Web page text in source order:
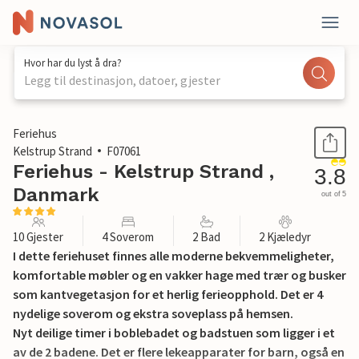
Hvor har du lyst å dra?
Legg til destinasjon, datoer, gjester
1 / 17
Feriehus
Kelstrup Strand
F07061
Feriehus - Kelstrup Strand ,
Danmark
3.8
out of 5
10 Gjester 4 Soverom 2 Bad 2 Kjæledyr
I dette feriehuset finnes alle moderne bekvemmeligheter,
komfortable møbler og en vakker hage med trær og busker
som kantvegetasjon for et herlig ferieopphold. Det er 4
nydelige soverom og ekstra soveplass på hemsen.
Nyt deilige timer i boblebadet og badstuen som ligger i et
av de 2 badene. Det er flere lekeapparater for barn, også en